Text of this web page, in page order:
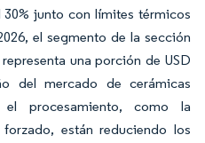
junto con límites térmicos
el segmento de la sección
una porción de USD
del mercado de cerámicas
procesamiento, como la
están reduciendo los